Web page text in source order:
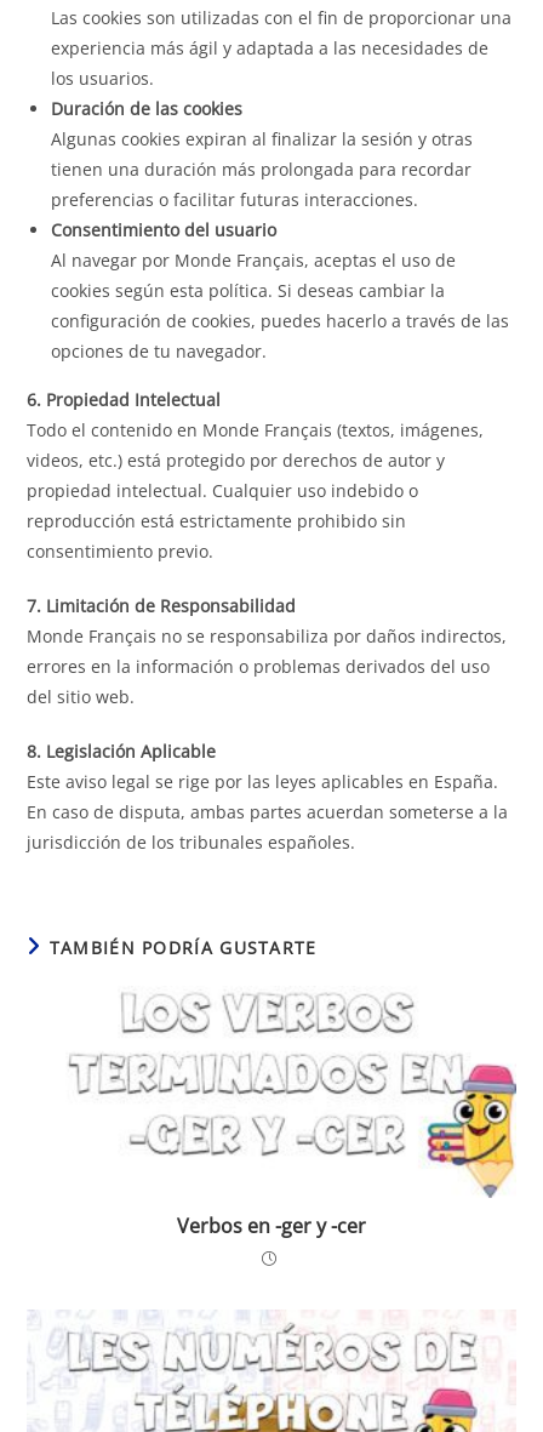
Las cookies son utilizadas con el fin de proporcionar una
experiencia más ágil y adaptada a las necesidades de
los usuarios.
Duración de las cookies
Algunas cookies expiran al finalizar la sesión y otras
tienen una duración más prolongada para recordar
preferencias o facilitar futuras interacciones.
Consentimiento del usuario
Al navegar por Monde Français, aceptas el uso de
cookies según esta política. Si deseas cambiar la
configuración de cookies, puedes hacerlo a través de las
opciones de tu navegador.
6. Propiedad Intelectual
Todo el contenido en Monde Français (textos, imágenes,
videos, etc.) está protegido por derechos de autor y
propiedad intelectual. Cualquier uso indebido o
reproducción está estrictamente prohibido sin
consentimiento previo.
7. Limitación de Responsabilidad
Monde Français no se responsabiliza por daños indirectos,
errores en la información o problemas derivados del uso
del sitio web.
8. Legislación Aplicable
Este aviso legal se rige por las leyes aplicables en España.
En caso de disputa, ambas partes acuerdan someterse a la
jurisdicción de los tribunales españoles.
TAMBIÉN PODRÍA GUSTARTE
Verbos en -ger y -cer